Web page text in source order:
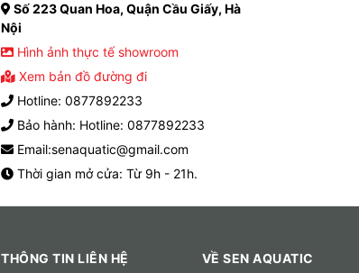
Số 223 Quan Hoa, Quận Cầu Giấy, Hà
Nội
Hình ảnh thực tế showroom
Xem bản đồ đường đi
Hotline: 0877892233
Bảo hành: Hotline: 0877892233
Email:senaquatic@gmail.com
Thời gian mở cửa: Từ 9h - 21h.
THÔNG TIN LIÊN HỆ VỀ SEN AQUATIC